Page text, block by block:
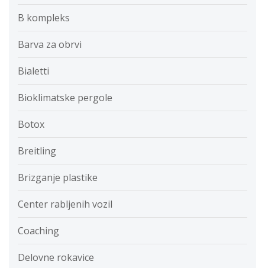
B kompleks
Barva za obrvi
Bialetti
Bioklimatske pergole
Botox
Breitling
Brizganje plastike
Center rabljenih vozil
Coaching
Delovne rokavice